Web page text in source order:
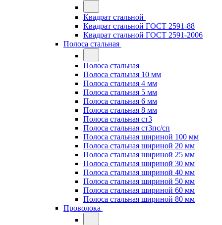
Квадрат стальной
Квадрат стальной ГОСТ 2591-88
Квадрат стальной ГОСТ 2591-2006
Полоса стальная
Полоса стальная
Полоса стальная 10 мм
Полоса стальная 4 мм
Полоса стальная 5 мм
Полоса стальная 6 мм
Полоса стальная 8 мм
Полоса стальная ст3
Полоса стальная ст3пс/сп
Полоса стальная шириной 100 мм
Полоса стальная шириной 20 мм
Полоса стальная шириной 25 мм
Полоса стальная шириной 30 мм
Полоса стальная шириной 40 мм
Полоса стальная шириной 50 мм
Полоса стальная шириной 60 мм
Полоса стальная шириной 80 мм
Проволока